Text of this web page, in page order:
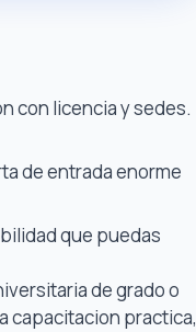
con licencia y sedes.
de entrada enorme
que puedas
de grado o
capacitacion practica,